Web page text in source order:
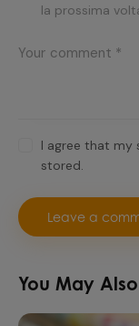
la prossima
I agree that my
stored.
You May